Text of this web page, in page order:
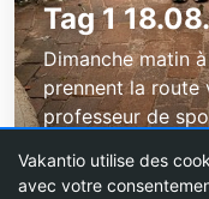
Tag 1
Dimanche matin
prennent la route
professeur de
Vakantio utilise des
avec votre